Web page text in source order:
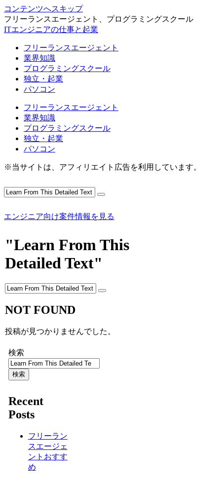
コンテンツへスキップ
フリーランスエージェント、プログラミングスクール
ITエンジニアの仕事と起業
フリーランスエージェント
業界知識
プログラミングスクール
独立・起業
パソコン
フリーランスエージェント
業界知識
プログラミングスクール
独立・起業
パソコン
※当サイトは、アフィリエイト広告を利用しています。
エンジニア向け案件情報を見る
"Learn From This
Detailed Text"
NOT FOUND
投稿が見つかりませんでした。
検索
検索
Recent
Posts
フリーラン
スエージェ
ントおすす
め